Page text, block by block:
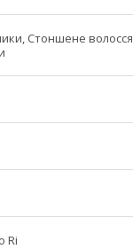
Стоншене
Ri